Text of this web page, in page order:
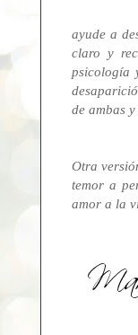
ayude a
claro y
psicología
de ambas
Otra
temor a
amor a la